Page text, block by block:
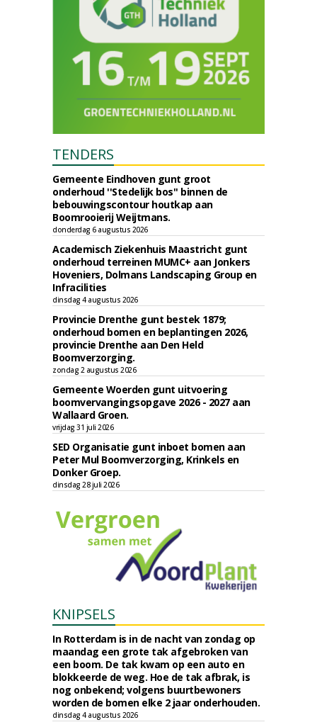
TENDERS
Gemeente Eindhoven gunt groot
onderhoud ''Stedelijk bos'' binnen de
bebouwingscontour houtkap aan
Boomrooierij Weijtmans.
donderdag 6 augustus 2026
Academisch Ziekenhuis Maastricht gunt
onderhoud terreinen MUMC+ aan Jonkers
Hoveniers, Dolmans Landscaping Group en
Infracilities
dinsdag 4 augustus 2026
Provincie Drenthe gunt bestek 1879;
onderhoud bomen en beplantingen 2026,
provincie Drenthe aan Den Held
Boomverzorging.
zondag 2 augustus 2026
Gemeente Woerden gunt uitvoering
boomvervangingsopgave 2026 - 2027 aan
Wallaard Groen.
vrijdag 31 juli 2026
SED Organisatie gunt inboet bomen aan
Peter Mul Boomverzorging, Krinkels en
Donker Groep.
dinsdag 28 juli 2026
KNIPSELS
In Rotterdam is in de nacht van zondag op
maandag een grote tak afgebroken van
een boom. De tak kwam op een auto en
blokkeerde de weg. Hoe de tak afbrak, is
nog onbekend; volgens buurtbewoners
worden de bomen elke 2 jaar onderhouden.
dinsdag 4 augustus 2026